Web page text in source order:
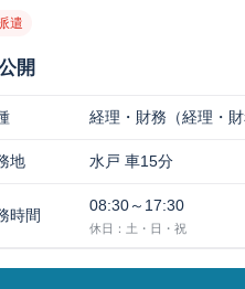
遣
開
経理・財務（経理・財
地 水戸 車15分
時間
08:30～17:30
休日：土・日・祝